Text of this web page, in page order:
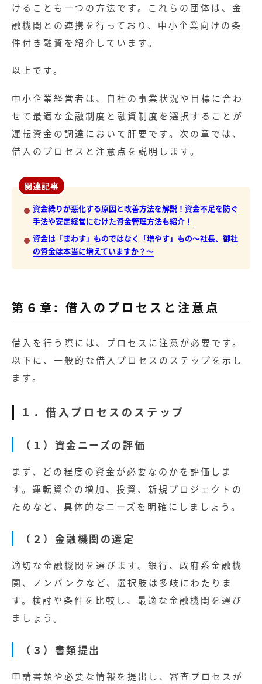
けることも一つの方法です。これらの団体は、金
融機関との連携を行っており、中小企業向けの条
件付き融資を紹介しています。
以上です。
中小企業経営者は、自社の事業状況や目標に合わ
せて最適な金融制度と融資制度を選択することが
運転資金の調達において肝要です。次の章では、
借入のプロセスと注意点を説明します。
関連記事
資金繰りが悪化する原因と改善方法を解説！資金不足を防ぐ
手法や安定経営にむけた資金管理方法も紹介！
資金は「まわす」ものではなく「増やす」もの～社長、御社
の資金は本当に増えていますか？～
第６章: 借入のプロセスと注意点
借入を行う際には、プロセスに注意が必要です。
以下に、一般的な借入プロセスのステップを示し
ます。
１．借入プロセスのステップ
（１）資金ニーズの評価
まず、どの程度の資金が必要なのかを評価しま
す。運転資金の増加、投資、新規プロジェクトの
ためなど、具体的なニーズを明確にしましょう。
（２）金融機関の選定
適切な金融機関を選びます。銀行、政府系金融機
関、ノンバンクなど、選択肢は多岐にわたりま
す。検討や条件を比較し、最適な金融機関を選び
ましょう。
（３）書類提出
申請書類や必要な情報を提出し、審査プロセスが